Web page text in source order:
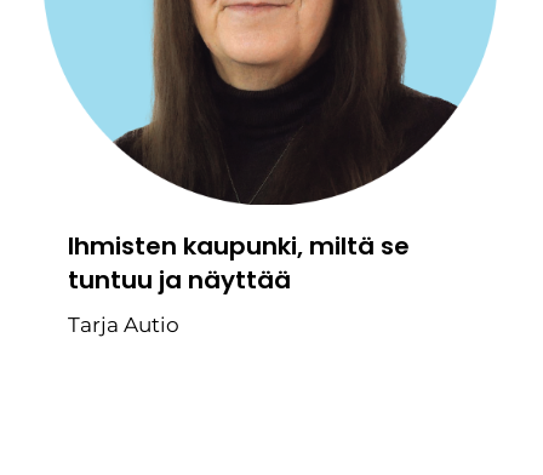
Ihmisten kaupunki, miltä se
tuntuu ja näyttää
Tarja Autio